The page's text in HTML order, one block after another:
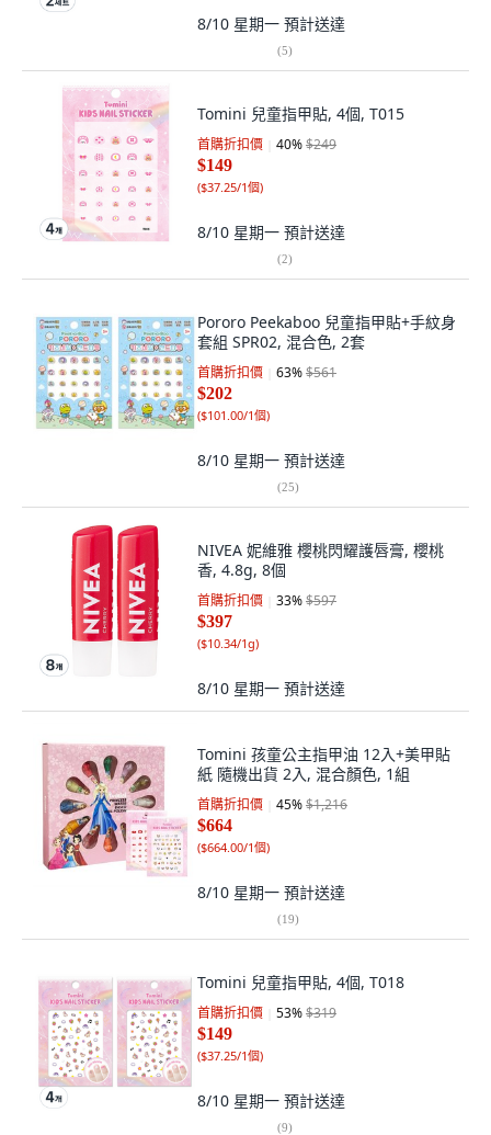
8/10 星期一 預計送達
(5)
Tomini 兒童指甲貼, 4個, T015
首購折扣價 40%$249
$149
($37.25/1個)
8/10 星期一 預計送達
(2)
Pororo Peekaboo 兒童指甲貼+手紋身
套組 SPR02, 混合色, 2套
首購折扣價 63%$561
$202
($101.00/1個)
8/10 星期一 預計送達
(25)
NIVEA 妮維雅 櫻桃閃耀護唇膏, 櫻桃
香, 4.8g, 8個
首購折扣價 33%$597
$397
($10.34/1g)
8/10 星期一 預計送達
Tomini 孩童公主指甲油 12入+美甲貼
紙 隨機出貨 2入, 混合顏色, 1組
首購折扣價 45%$1,216
$664
($664.00/1個)
8/10 星期一 預計送達
(19)
Tomini 兒童指甲貼, 4個, T018
首購折扣價 53%$319
$149
($37.25/1個)
8/10 星期一 預計送達
(9)